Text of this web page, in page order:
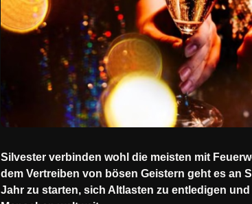
Silvester verbinden wohl die meisten mit
dem Vertreiben von bösen Geistern geht es an
Jahr zu starten, sich Altlasten zu entledigen